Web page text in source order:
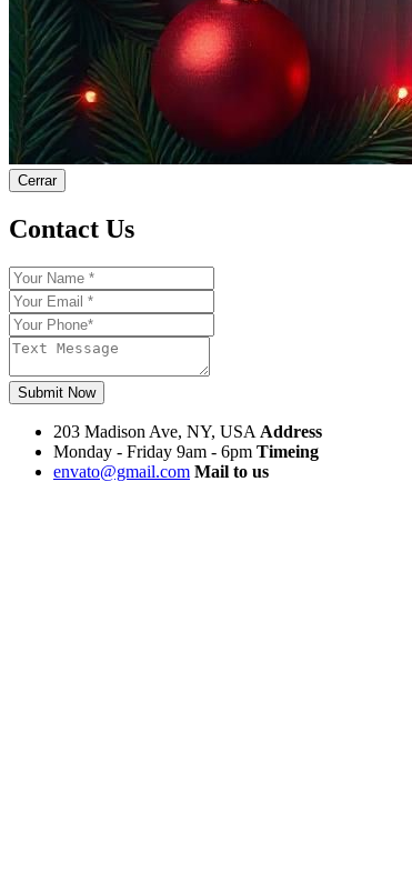
Cerrar
Contact Us
Submit Now
203 Madison Ave, NY, USA Address
Monday - Friday 9am - 6pm Timeing
envato@gmail.com Mail to us